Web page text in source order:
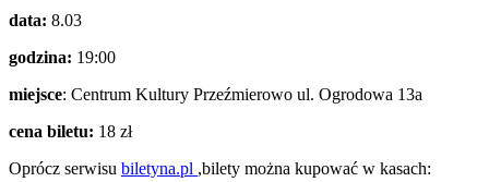
data: 8.03
godzina: 19:00
miejsce: Centrum Kultury Przeźmierowo ul. Ogrodowa 13a
cena biletu: 18 zł
Oprócz serwisu biletyna.pl ,bilety można kupować w kasach: